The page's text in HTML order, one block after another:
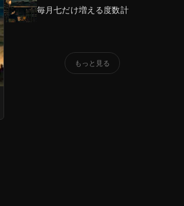
毎月七だけ増える度数計
もっと見る